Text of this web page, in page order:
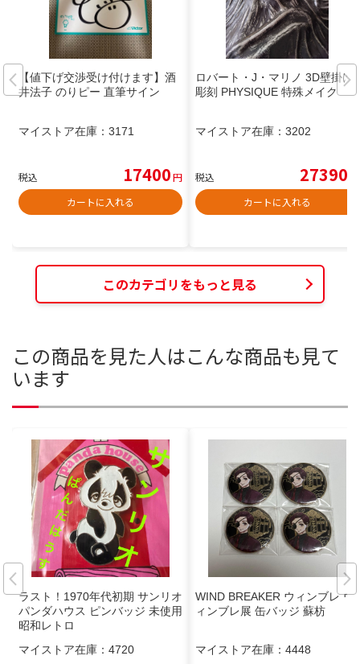
【値下げ交渉受け付けます】酒
井法子 のりピー 直筆サイン
マイストア在庫： 3171
税込 17400円
カートに入れる
ロバート・J・マリノ 3D壁掛け
彫刻 PHYSIQUE 特殊メイク
マイストア在庫： 3202
税込 27390
カートに入れる
このカテゴリをもっと見る
この商品を見た人はこんな商品も見て
います
ラスト！1970年代初期 サンリオ
パンダハウス ピンバッジ 未使用
昭和レトロ
マイストア在庫： 4720
WIND BREAKER ウィンブレ ウ
ィンブレ展 缶バッジ 蘇枋
マイストア在庫： 4448